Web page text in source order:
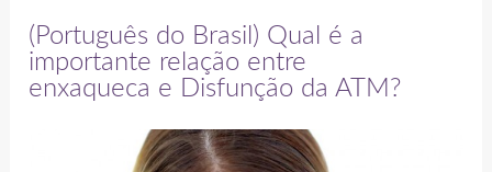
(Português do Brasil) Qual é a
importante relação entre
enxaqueca e Disfunção da ATM?